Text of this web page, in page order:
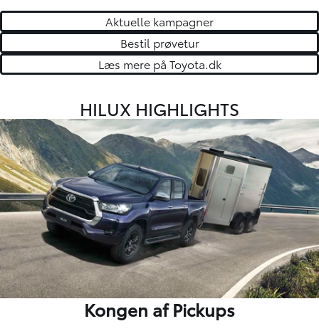
Aktuelle kampagner
Bestil prøvetur
Læs mere på Toyota.dk
HILUX HIGHLIGHTS
Kongen af Pickups